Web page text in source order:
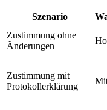
Szenario
Zustimmung ohne
Änderungen
Zustimmung mit
Protokollerklärung